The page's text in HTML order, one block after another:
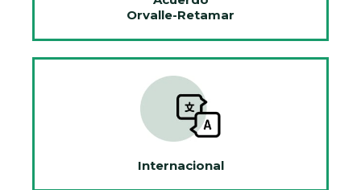
Orvalle-Retamar
Internacional